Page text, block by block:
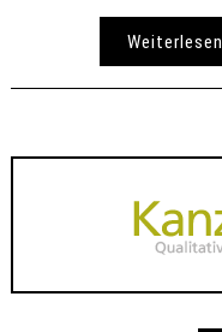
Weiterlesen